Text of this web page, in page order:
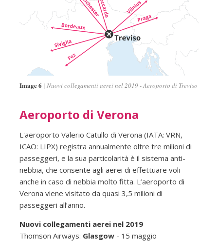
Image 6 Nuovi collegamenti aerei nel 2019 - Aeroporto di Treviso
Aeroporto di Verona
L'aeroporto Valerio Catullo di Verona (IATA: VRN,
ICAO: LIPX) registra annualmente oltre tre milioni di
passeggeri, e la sua particolarità è il sistema anti-
nebbia, che consente agli aerei di effettuare voli
anche in caso di nebbia molto fitta. L’aeroporto di
Verona viene visitato da quasi 3,5 milioni di
passeggeri all’anno.
Nuovi collegamenti aerei nel 2019
Thomson Airways: Glasgow- 15 maggio